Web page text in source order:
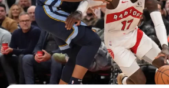
FUTEBOL INTERNACIONAL
COMO APOSTAR
MAIS ESPORTES